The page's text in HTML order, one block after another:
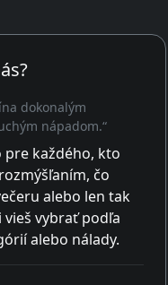
dokonalým
nápadom.“
pre každého, kto
čo
alebo len tak
vieš vybrať podľa
alebo nálady.